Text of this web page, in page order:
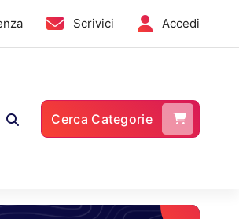
Scrivici Accedi
Cerca Categorie